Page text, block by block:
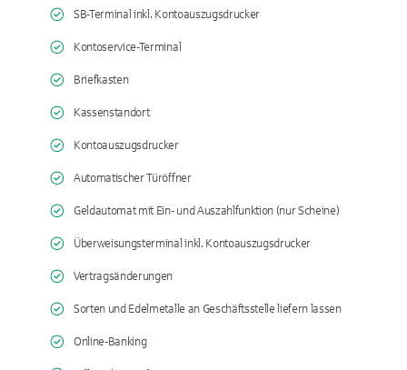
SB-Terminal inkl. Kontoauszugsdrucker
Kontoservice-Terminal
Briefkasten
Kassenstandort
Kontoauszugsdrucker
Automatischer Türöffner
Geldautomat mit Ein- und Auszahlfunktion (nur Scheine)
Überweisungsterminal inkl. Kontoauszugsdrucker
Vertragsänderungen
Sorten und Edelmetalle an Geschäftsstelle liefern lassen
Online-Banking